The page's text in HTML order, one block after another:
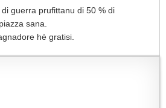
guerra prufittanu di 50 % di
sana.
hè gratisi.